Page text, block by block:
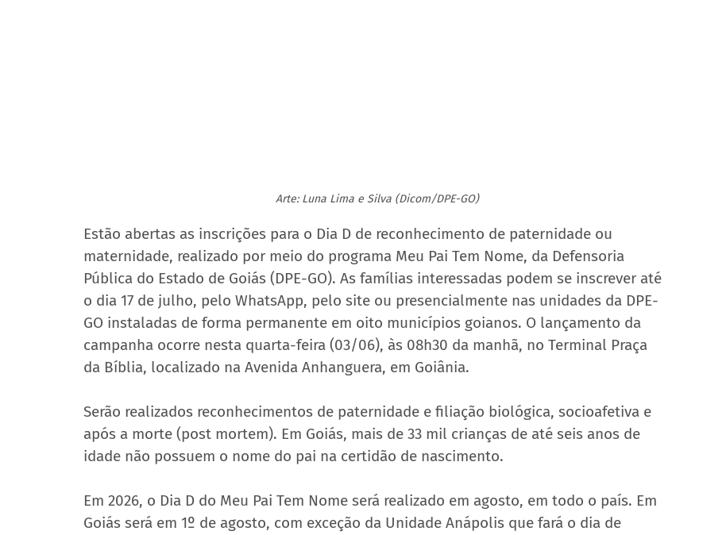
Arte: Luna Lima e Silva (Dicom/DPE-GO)
Estão abertas as inscrições para o Dia D de reconhecimento de paternidade ou
maternidade, realizado por meio do programa Meu Pai Tem Nome, da Defensoria
Pública do Estado de Goiás (DPE-GO). As famílias interessadas podem se inscrever até
o dia 17 de julho, pelo WhatsApp, pelo site ou presencialmente nas unidades da DPE-
GO instaladas de forma permanente em oito municípios goianos. O lançamento da
campanha ocorre nesta quarta-feira (03/06), às 08h30 da manhã, no Terminal Praça
da Bíblia, localizado na Avenida Anhanguera, em Goiânia.
Serão realizados reconhecimentos de paternidade e filiação biológica, socioafetiva e
após a morte (post mortem). Em Goiás, mais de 33 mil crianças de até seis anos de
idade não possuem o nome do pai na certidão de nascimento.
Em 2026, o Dia D do Meu Pai Tem Nome será realizado em agosto, em todo o país. Em
Goiás será em 1º de agosto, com exceção da Unidade Anápolis que fará o dia de